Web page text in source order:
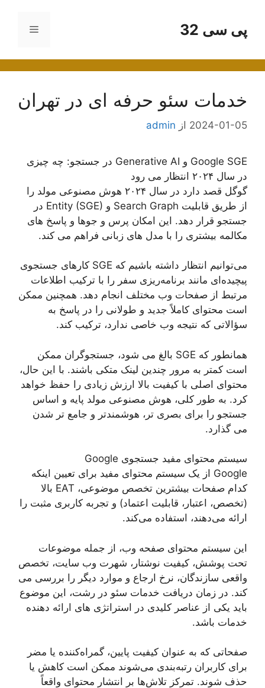
محتواپی سی 32 فهرست
خدمات سئو حرفه ای در تهران
2024-01-05 از admin
Google SGE و Generative AI در جستجو: چه چیزی
در سال ۲۰۲۴ انتظار می رود
گوگل قصد دارد در سال ۲۰۲۴ هوش مصنوعی مولد را
از طریق قابلیت Search Graph و Entity (SGE) در
جستجو قرار دهد. این امکان پرس و جوها و پاسخ های
مکالمه بیشتری را با مدل های زبانی فراهم می کند.
می‌توانیم انتظار داشته باشیم که SGE کارهای جستجوی
پیچیده‌ای مانند برنامه‌ریزی سفر را با ترکیب اطلاعات
مرتبط از صفحات وب مختلف انجام دهد. همچنین ممکن
است محتوای کاملاً جدید و طولانی را در پاسخ به
سؤالاتی که نتیجه وب خاصی ندارد، ترکیب کند.
همانطور که SGE بالغ می شود، جستجوگران ممکن
است کمتر به مرور چندین لینک متکی باشند. با این حال،
محتوای اصلی با کیفیت بالا ارزش زیادی را حفظ خواهد
کرد. به طور کلی، هوش مصنوعی مولد پایه و اساس
جستجو را برای بصری تر، هوشمندتر و جامع تر شدن
می گذارد.
سیستم محتوای مفید جستجوی Google
Google از یک سیستم محتوای مفید برای تعیین اینکه
کدام صفحات بیشترین تخصص موضوعی، EAT بالا
(تخصص، اعتبار، قابلیت اعتماد) و تجربه کاربری مثبت را
ارائه می‌دهند، استفاده می‌کند.
این سیستم محتوای صفحه وب، از جمله موضوعات
تحت پوشش، کیفیت نوشتار، شهرت وب سایت، تخصص
واقعی سازندگان، نرخ ارجاع و موارد دیگر را بررسی می
کند. در زمان دریافت خدمات سئو در رشت، این موضوع
باید یکی از عناصر کلیدی در استراتژی های ارائه دهنده
خدمات باشد.
صفحاتی که به عنوان کیفیت پایین، گمراه‌کننده یا مضر
برای کاربران رتبه‌بندی می‌شوند ممکن است کاهش یا
حذف شوند. تمرکز تلاش‌ها بر انتشار محتوای واقعاً